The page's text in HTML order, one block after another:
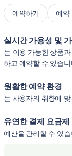
예약하기 예약
실시간 가용성 및 가
는 이용 가능한 상품
하고 예약할 수 있습니
원활한 예약 환경
는 사용자의 취향에
유연한 결제 요금제
예산을 관리할 수 있습